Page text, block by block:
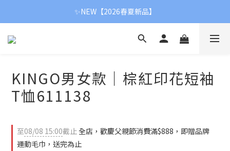
【父親節限定】滿額贈品牌運動毛巾👨❤
✨NEW【2026春夏新品】
【新春首降】冬季全面8折
KINGO男女款｜棕紅印花短袖
T恤611138
至08/08 15:00截止全店，歡慶父親節消費滿$888，即贈品牌
運動毛巾，送完為止